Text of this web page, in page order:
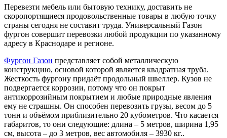
Перевезти мебель или бытовую технику, доставить не
скоропортящиеся продовольственные товары в любую точку
страны сегодня не составит труда. Универсальный Газон
фургон совершит перевозки любой продукции по указанному
адресу в Краснодаре и регионе.
Фургон Газон представляет собой металлическую
конструкцию, основой которой является квадратная труба.
Жесткость фургону придаёт продольный швеллер. Кузов не
подвергается коррозии, потому что он покрыт
антикоррозийным покрытием и любые природные явления
ему не страшны. Он способен перевозить грузы, весом до 5
тонн и объёмом приблизительно 20 кубометров. Что касается
габаритов, то они следующие: длина – 5 метров, ширина 1,95
см, высота – до 3 метров, вес автомобиля – 3930 кг..